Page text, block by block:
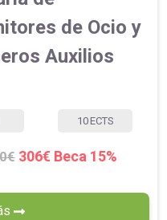
de Ocio y
Auxilios
10 ECTS
306€ Beca 15%